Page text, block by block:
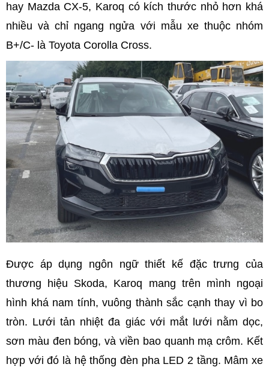
hay Mazda CX-5, Karoq có kích thước nhỏ hơn khá
nhiều và chỉ ngang ngửa với mẫu xe thuộc nhóm
B+/C- là Toyota Corolla Cross.
Được áp dụng ngôn ngữ thiết kế đặc trưng của
thương hiệu Skoda, Karoq mang trên mình ngoại
hình khá nam tính, vuông thành sắc cạnh thay vì bo
tròn. Lưới tản nhiệt đa giác với mắt lưới nằm dọc,
sơn màu đen bóng, và viền bao quanh mạ crôm. Kết
hợp với đó là hệ thống đèn pha LED 2 tầng. Mâm xe